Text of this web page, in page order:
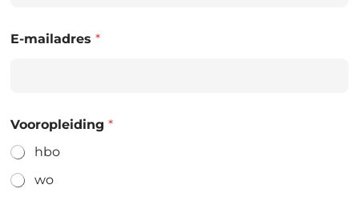
E-mailadres *
Vooropleiding *
hbo
wo